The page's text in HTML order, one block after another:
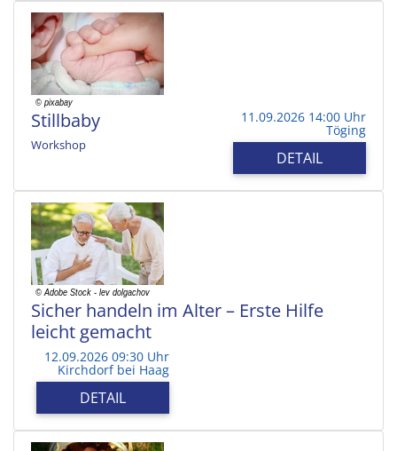
Stillbaby
Workshop
11.09.2026 14:00 Uhr
Töging
DETAIL
Sicher handeln im Alter – Erste Hilfe
leicht gemacht
12.09.2026 09:30 Uhr
Kirchdorf bei Haag
DETAIL